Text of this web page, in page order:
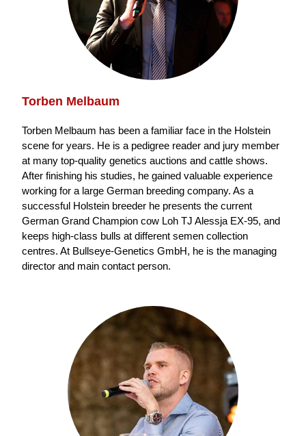
Torben Melbaum
Torben Melbaum has been a familiar face in the Holstein
scene for years. He is a pedigree reader and jury member
at many top-quality genetics auctions and cattle shows.
After finishing his studies, he gained valuable experience
working for a large German breeding company. As a
successful Holstein breeder he presents the current
German Grand Champion cow Loh TJ Alessja EX-95, and
keeps high-class bulls at different semen collection
centres. At Bullseye-Genetics GmbH, he is the managing
director and main contact person.